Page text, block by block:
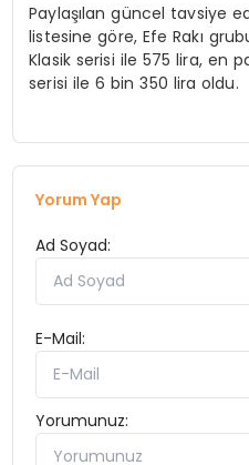
SPOR
Paylaşılan güncel tavsiye
listesine göre, Efe Rakı
Klasik serisi ile 575 lira, en
serisi ile 6 bin 350 lira oldu.
Yorum Yap
Ad Soyad:
E-Mail:
Yorumunuz: